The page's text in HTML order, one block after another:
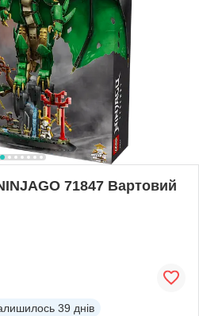
71847 Вартовий
39 днів